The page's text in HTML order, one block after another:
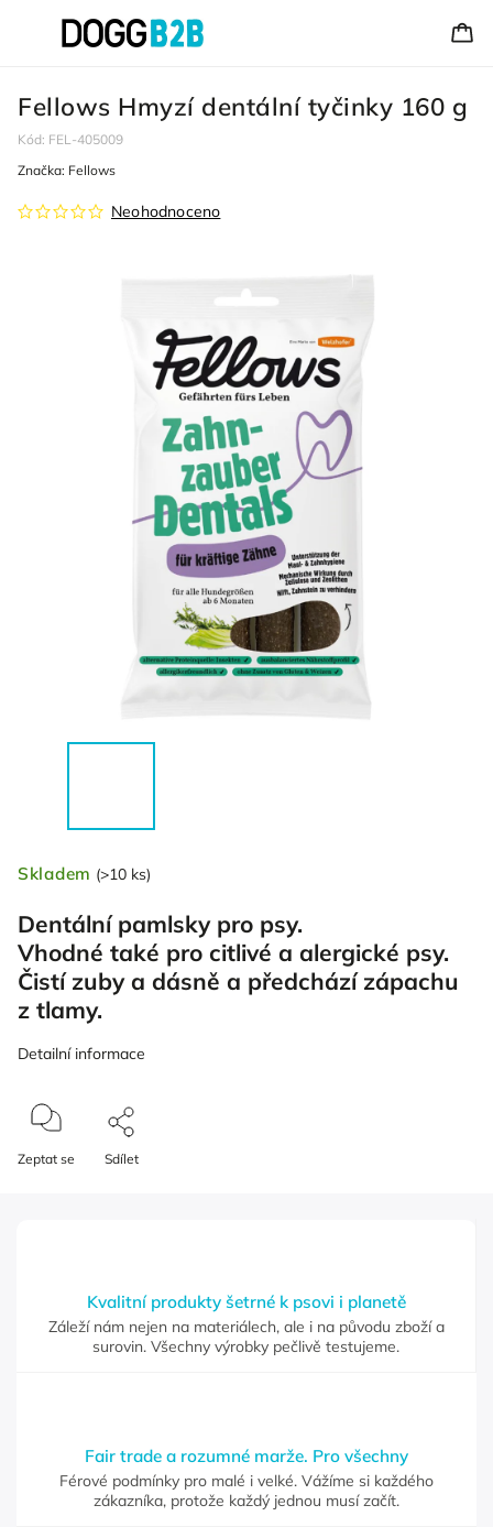
Fellows Hmyzí dentální tyčinky 160 g
Kód: FEL-405009
Neohodnoceno
Značka: Fellows
Skladem (>10 ks)
Dentální pamlsky pro psy.
Vhodné také pro citlivé a alergické psy.
Čistí zuby a dásně a předchází zápachu
z tlamy.
Detailní informace
Zeptat se Sdílet
Kvalitní produkty šetrné k psovi i planetě
Záleží nám nejen na materiálech, ale i na původu zboží a
surovin. Všechny výrobky pečlivě testujeme.
Fair trade a rozumné marže. Pro všechny
Férové podmínky pro malé i velké. Vážíme si každého
zákazníka, protože každý jednou musí začít.